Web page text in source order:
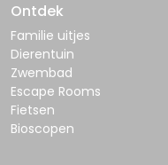
Ontdek
Familie uitjes
Dierentuin
Zwembad
Escape Rooms
Fietsen
Bioscopen